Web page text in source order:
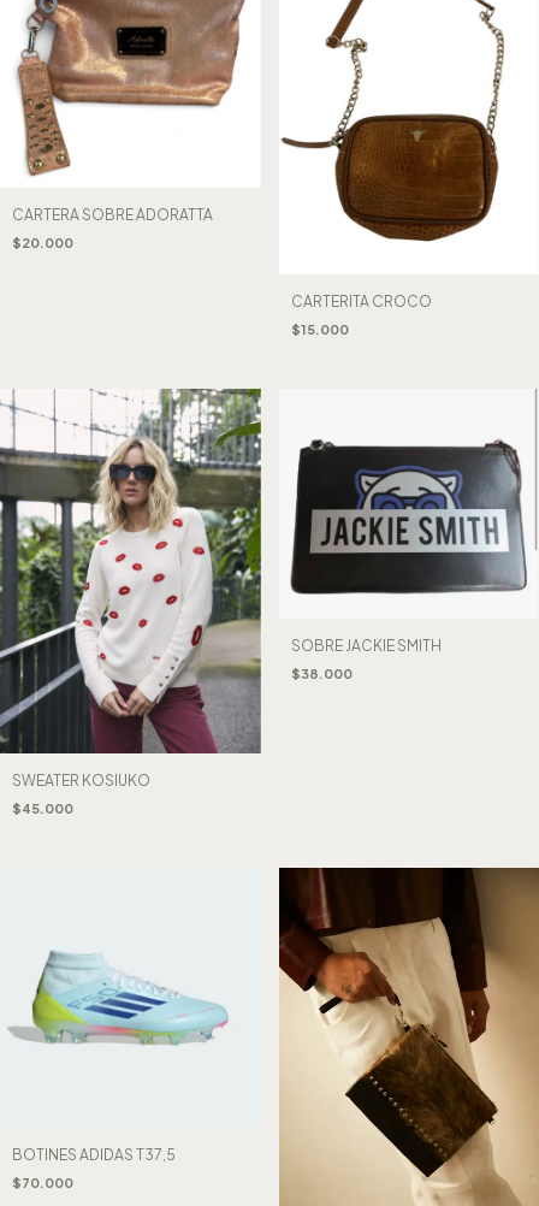
CARTERA SOBRE ADORATTA
$20.000
CARTERITA CROCO
$15.000
SWEATER KOSIUKO
$45.000
SOBRE JACKIE SMITH
$38.000
BOTINES ADIDAS T37,5
$70.000